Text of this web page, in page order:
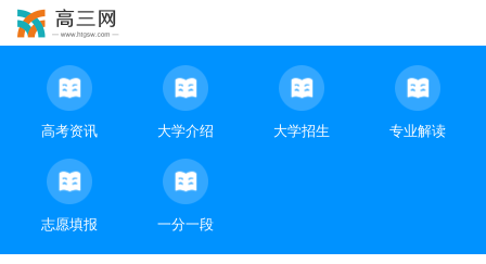
高考资讯 大学介绍 大学招生 专业解读
志愿填报 一分一段